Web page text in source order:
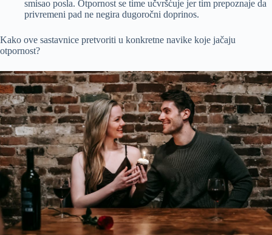
smisao posla. Otpornost se time učvršćuje jer tim prepoznaje da
privremeni pad ne negira dugoročni doprinos.
Kako ove sastavnice pretvoriti u konkretne navike koje jačaju
otpornost?